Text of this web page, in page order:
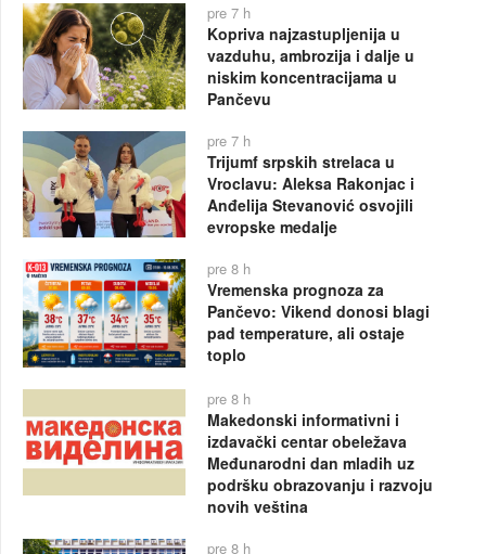
pre 7 h
Kopriva najzastupljenija u
vazduhu, ambrozija i dalje u
niskim koncentracijama u
Pančevu
pre 7 h
Trijumf srpskih strelaca u
Vroclavu: Aleksa Rakonjac i
Anđelija Stevanović osvojili
evropske medalje
pre 8 h
Vremenska prognoza za
Pančevo: Vikend donosi blagi
pad temperature, ali ostaje
toplo
pre 8 h
Makedonski informativni i
izdavački centar obeležava
Međunarodni dan mladih uz
podršku obrazovanju i razvoju
novih veština
pre 8 h